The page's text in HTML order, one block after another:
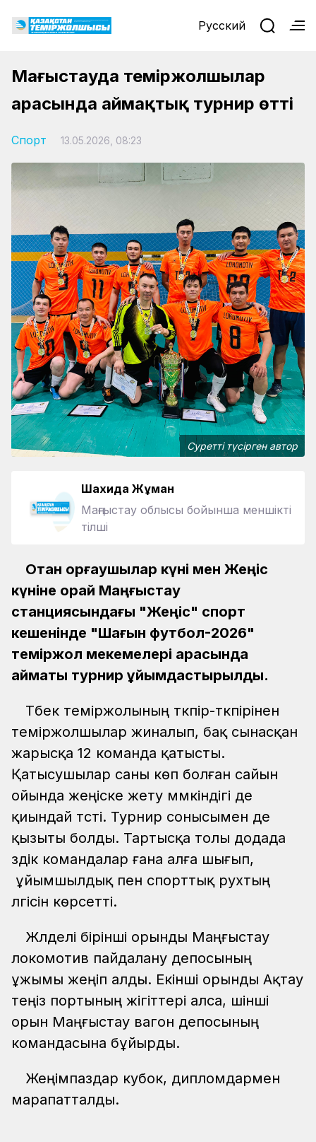
Русский
Маңғыстауда теміржолшылар
арасында аймақтық турнир өтті
Спорт 13.05.2026, 08:23
Суретті түсірген автор
Шахида Жұман
Маңғыстау облысы бойынша меншікті
тілші
Отан қорғаушылар күні мен Жеңіс
күніне орай Маңғыстау
станциясындағы "Жеңіс" спорт
кешенінде "Шағын футбол-2026"
теміржол мекемелері арасында
аймақтық турнир ұйымдастырылды.
Түбек теміржолының түкпір-түкпірінен
теміржолшылар жиналып, бақ сынасқан
жарысқа 12 команда қатысты.
Қатысушылар саны көп болған сайын
ойында жеңіске жету мүмкіндігі де
қиындай түсті. Турнир сонысымен де
қызыты болды. Тартысқа толы додада
үздік командалар ғана алға шығып,
ұйымшылдық пен спорттық рухтың
үлгісін көрсетті.
Жүлделі бірінші орынды Маңғыстау
локомотив пайдалану депосының
ұжымы жеңіп алды. Екінші орынды Ақтау
теңіз портының жігіттері алса, үшінші
орын Маңғыстау вагон депосының
командасына бұйырды.
Жеңімпаздар кубок, дипломдармен
марапатталды.